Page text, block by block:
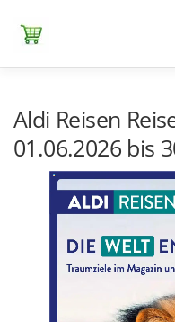
Inhalt
springen
LIDL NETTO
+ ALLE
Aldi Reisen
01.06.2026 bis